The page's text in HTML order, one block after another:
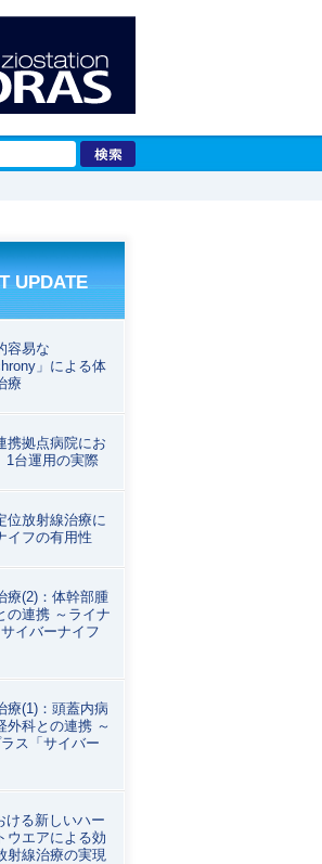
UPDATE
容易な
」による体
療
携拠点病院にお
1台運用の実際
位放射線治療に
イフの有用性
療(2)：体幹部腫
の連携 ～ライナ
イバーナイフ
療(1)：頭蓋内病
外科との連携 ～
ス「サイバー
ける新しいハー
ウエアによる効
射線治療の実現